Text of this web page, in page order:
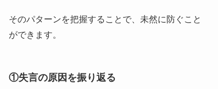
そのパターンを把握することで、未然に防ぐこと
ができます。
①失言の原因を振り返る